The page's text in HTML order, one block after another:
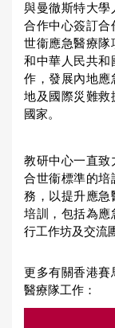
與曼徹斯特大學
合作中心簽訂合
世衞應急醫療隊
和中華人民共和
作，發展內地應
地及國際災難救
國家。
教研中心一直致
合世衞標準的培
務，以提升應急
培訓，包括為應
行工作坊及交流
更多有關香港
醫療隊工作：